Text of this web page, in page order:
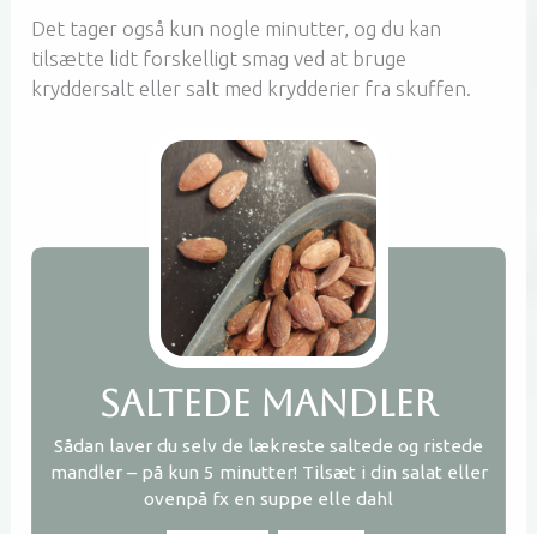
Det tager også kun nogle minutter, og du kan
tilsætte lidt forskelligt smag ved at bruge
kryddersalt eller salt med krydderier fra skuffen.
Saltede mandler
Sådan laver du selv de lækreste saltede og ristede
mandler – på kun 5 minutter! Tilsæt i din salat eller
ovenpå fx en suppe elle dahl